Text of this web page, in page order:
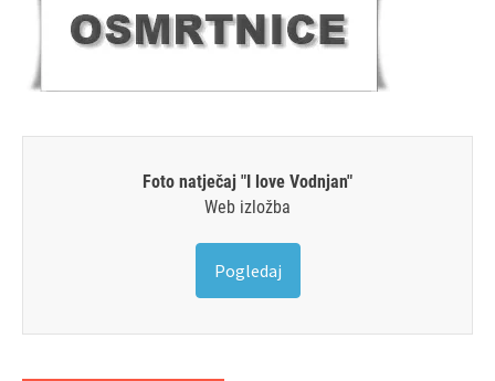
Foto natječaj "I love Vodnjan"
Web izložba
Pogledaj